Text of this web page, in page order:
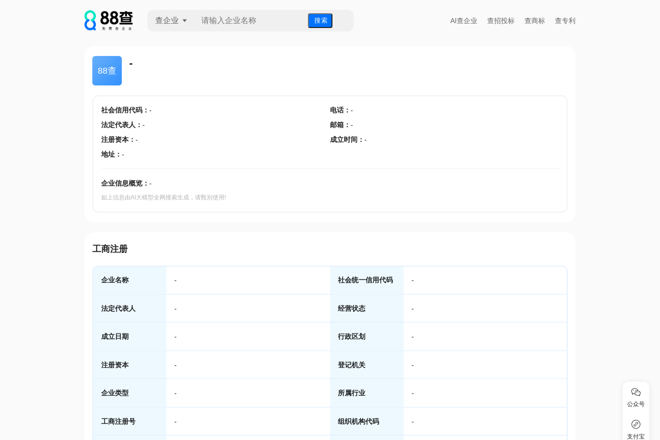
查企业 搜 索 AI查企业 查招投标 查商标 查专利
88查
-
社会信用代码： - 电话： -
法定代表人 ： - 邮箱 ： -
注册资本： - 成立时间 ： -
地址： -
企业信息概览： -
如上信息由AI大模型全网搜索生成，请甄别使用!
工商注册
企业名称 - 社会统一信用代码 -
法定代表人 - 经营状态 -
成立日期 - 行政区划 -
注册资本 - 登记机关 -
企业类型 - 所属行业 -
工商注册号 - 组织机构代码 -
公众号
支付宝